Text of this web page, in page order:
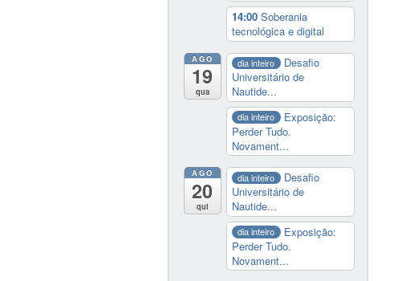
14:00 Soberania
tecnológica e digital
AGO
19
qua
dia inteiro
Desafio
Universitário de
Nautide...
dia inteiro
Exposição:
Perder Tudo.
Novament...
AGO
20
qui
dia inteiro
Desafio
Universitário de
Nautide...
dia inteiro
Exposição:
Perder Tudo.
Novament...